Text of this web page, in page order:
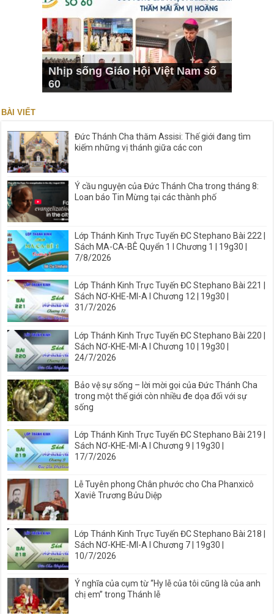
Nhịp sống Giáo Hội Việt Nam số
60
BÀI VIẾT
Đức Thánh Cha thăm Assisi: Thế giới đang tìm
kiếm những vị thánh giữa các con
Ý cầu nguyện của Đức Thánh Cha trong tháng 8:
Loan báo Tin Mừng tại các thành phố
Lớp Thánh Kinh Trực Tuyến ĐC Stephano Bài 222 |
Sách MA-CA-BÊ Quyển 1 I Chương 1 | 19g30 |
7/8/2026
Lớp Thánh Kinh Trực Tuyến ĐC Stephano Bài 221 |
Sách NƠ-KHE-MI-A I Chương 12 | 19g30 |
31/7/2026
Lớp Thánh Kinh Trực Tuyến ĐC Stephano Bài 220 |
Sách NƠ-KHE-MI-A I Chương 10 | 19g30 |
24/7/2026
Bảo vệ sự sống – lời mời gọi của Đức Thánh Cha
trong một thế giới còn nhiều đe dọa đối với sự
sống
Lớp Thánh Kinh Trực Tuyến ĐC Stephano Bài 219 |
Sách NƠ-KHE-MI-A I Chương 9 | 19g30 |
17/7/2026
Lễ Tuyên phong Chân phước cho Cha Phanxicô
Xaviê Trương Bửu Diệp
Lớp Thánh Kinh Trực Tuyến ĐC Stephano Bài 218 |
Sách NƠ-KHE-MI-A I Chương 7 | 19g30 |
10/7/2026
Ý nghĩa của cụm từ “Hy lễ của tôi cũng là của anh
chị em” trong Thánh lễ